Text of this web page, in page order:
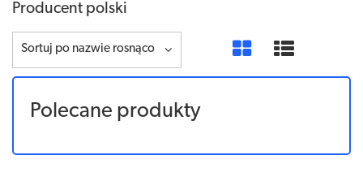
Producent polski
Sortuj po nazwie rosnąco
Polecane produkty